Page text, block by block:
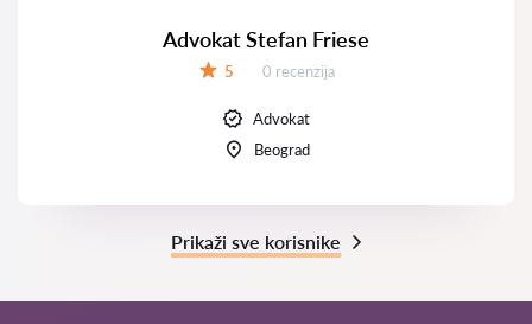
Advokat Stefan Friese
5 Recenzija:
0 recenzija
Advokat
Beograd
Prikaži sve korisnike